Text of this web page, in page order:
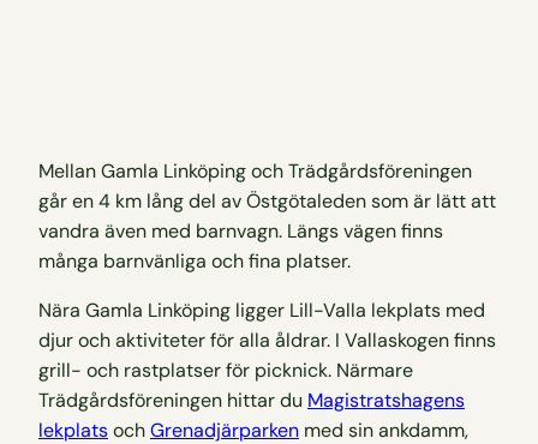
Mellan Gamla Linköping och Trädgårdsföreningen
går en 4 km lång del av Östgötaleden som är lätt att
vandra även med barnvagn. Längs vägen finns
många barnvänliga och fina platser.
Nära Gamla Linköping ligger Lill-Valla lekplats med
djur och aktiviteter för alla åldrar. I Vallaskogen finns
grill- och rastplatser för picknick. Närmare
Trädgårdsföreningen hittar du Magistratshagens
lekplatsochGrenadjärparken med sin ankdamm,